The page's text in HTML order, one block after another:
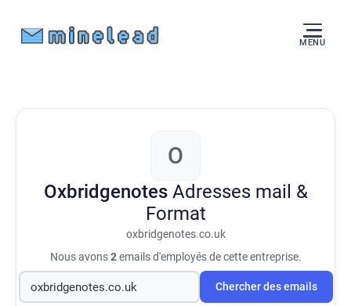
MENU
O
Oxbridgenotes Adresses mail &
Format
oxbridgenotes.co.uk
Nous avons2emails d'employés de cette entreprise.
Chercher des emails